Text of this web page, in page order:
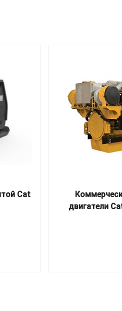
Cat
двигатели